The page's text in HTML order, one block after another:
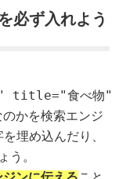
必ず入れよう
title="食べ物"
かを検索エンジ
埋め込んだり、
う。